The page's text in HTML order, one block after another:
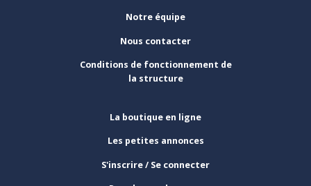
Notre équipe
Nous contacter
Conditions de fonctionnement de
la structure
La boutique en ligne
Les petites annonces
S'inscrire / Se connecter